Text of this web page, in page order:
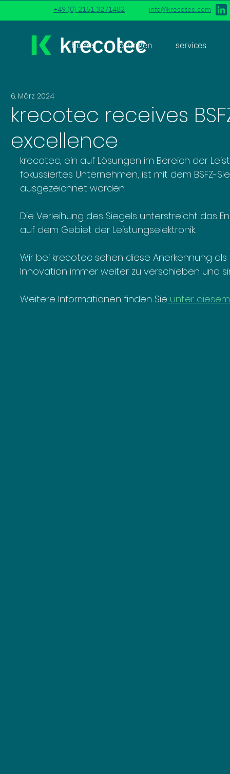
+49 (0) 2151 3271482 info@krecotec.com
home lösungen services
krecotec receives
excellence
6. März 2024
krecotec, ein auf Lösungen im Bereich der
fokussiertes Unternehmen, ist mit dem BSFZ-
ausgezeichnet worden.
Die Verleihung des Siegels unterstreicht das
auf dem Gebiet der Leistungselektronik.
Wir bei krecotec sehen diese Anerkennung
Innovation immer weiter zu verschieben und
Weitere Informationen finden Sie unter diese